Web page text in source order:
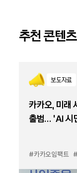
추천 콘텐츠
보도자료
카카오, 미래
출범… ‘AI 시
#카카오임팩트